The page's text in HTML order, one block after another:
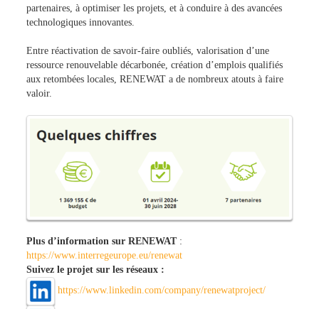
partenaires, à optimiser les projets, et à conduire à des avancées
technologiques innovantes.
Entre réactivation de savoir-faire oubliés, valorisation d’une
ressource renouvelable décarbonée, création d’emplois qualifiés
aux retombées locales, RENEWAT a de nombreux atouts à faire
valoir.
Plus d’information sur RENEWAT:
https://www.interregeurope.eu/renewat
Suivez le projet sur les réseaux :
https://www.linkedin.com/company/renewatproject/